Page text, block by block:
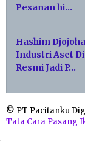
Pesanan hi…
Hashim
Industri Aset
Resmi Jadi P…
© PT Pacitanku
Tata Cara Pasang